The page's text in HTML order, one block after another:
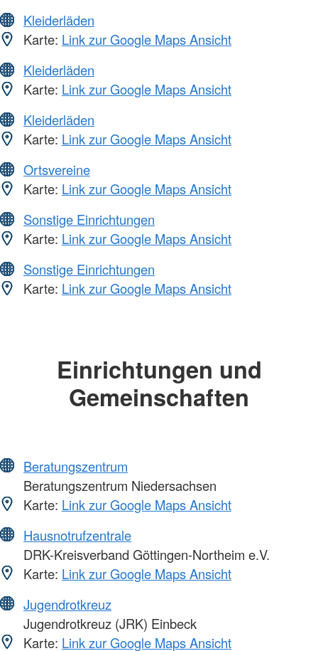
Kleiderläden
Karte: Link zur Google Maps Ansicht
Kleiderläden
Karte: Link zur Google Maps Ansicht
Kleiderläden
Karte: Link zur Google Maps Ansicht
Ortsvereine
Karte: Link zur Google Maps Ansicht
Sonstige Einrichtungen
Karte: Link zur Google Maps Ansicht
Sonstige Einrichtungen
Karte: Link zur Google Maps Ansicht
Einrichtungen und
Gemeinschaften
Beratungszentrum
Beratungszentrum Niedersachsen
Karte: Link zur Google Maps Ansicht
Hausnotrufzentrale
DRK-Kreisverband Göttingen-Northeim e.V.
Karte: Link zur Google Maps Ansicht
Jugendrotkreuz
Jugendrotkreuz (JRK) Einbeck
Karte: Link zur Google Maps Ansicht